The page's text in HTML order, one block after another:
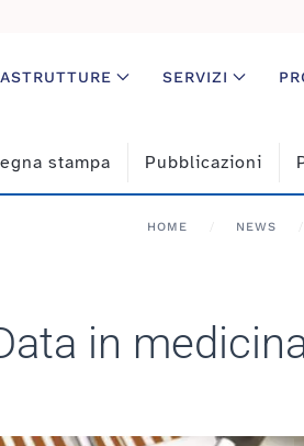
SERVIZI
stampa Pubblicazioni
HOME NEWS
in